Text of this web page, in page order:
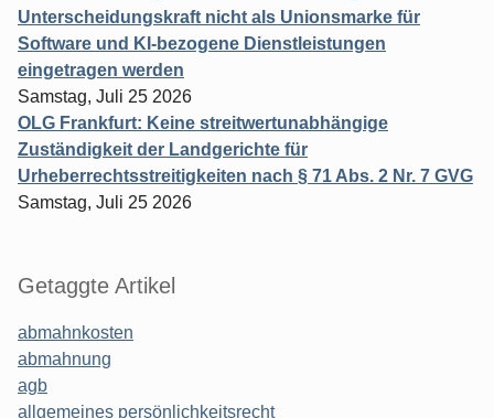
Unterscheidungskraft nicht als Unionsmarke für
Software und KI-bezogene Dienstleistungen
eingetragen werden
Samstag, Juli 25 2026
OLG Frankfurt: Keine streitwertunabhängige
Zuständigkeit der Landgerichte für
Urheberrechtsstreitigkeiten nach § 71 Abs. 2 Nr. 7 GVG
Samstag, Juli 25 2026
Getaggte Artikel
abmahnkosten
abmahnung
agb
allgemeines persönlichkeitsrecht